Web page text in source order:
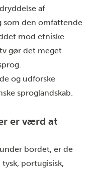
af
som den omfattende
mod etniske
gør det meget
og udforske
sproglandskab.
er værd at
bordet, er de
portugisisk,